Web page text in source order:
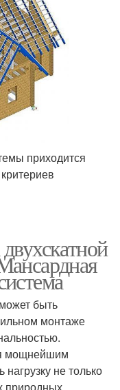
приходится
быть
монтаже
мощнейшим
не только
природных